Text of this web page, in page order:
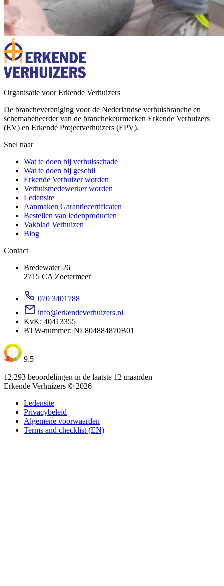
Organisatie voor Erkende Verhuizers
De branchevereniging voor de Nederlandse verhuisbranche en
schemabeheerder van de branchekeurmerken Erkende Verhuizers
(EV) en Erkende Projectverhuizers (EPV).
Snel naar
Wat te doen bij verhuisschade
Wat te doen bij geschil
Erkende Verhuizer worden
Verhuismedewerker worden
Ledensite
Aanmaken Garantiecertificaten
Bestellen van ledenproducten
Vakblad Verhuizen
Blog
Contact
Bredewater 26
2715 CA Zoetermeer
070 3401788
info@erkendeverhuizers.nl
KvK: 40413355
BTW-nummer: NL804884870B01
9.5
12.293 beoordelingen in de laatste 12 maanden
Erkende Verhuizers © 2026
Ledensite
Privacybeleid
Algemene voorwaarden
Terms and checklist (EN)